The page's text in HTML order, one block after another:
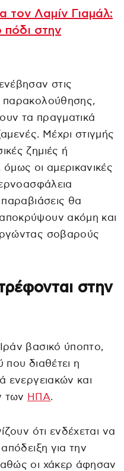
τον Λαμίν Γιαμάλ:
πόδι στην
στις
παρακολούθησης,
τα πραγματικά
Μέχρι στιγμής
ζημιές ή
οι αμερικανικές
παραβιάσεις θα
ακόμη και
σοβαρούς
στην
βασικό ύποπτο,
που διαθέτει η
ενεργειακών και
των ΗΠΑ.
ότι ενδέχεται να
για την
οι χάκερ άφησαν